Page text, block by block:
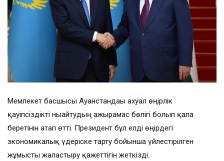
Мемлекет басшысы Ауғанстандағы ахуал өңірлік
қауіпсіздікті нығайтудың ажырамас бөлігі болып қала
беретінін атап өтті. Президент бұл елді өңірдегі
экономикалық үдеріске тарту бойынша үйлестірілген
жұмысты жалғастыру қажеттігін жеткізді.